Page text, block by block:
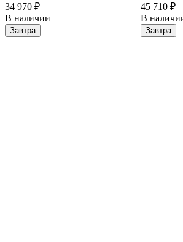
34 970 ₽
В наличии
Завтра
45 710 ₽
В
Завтра